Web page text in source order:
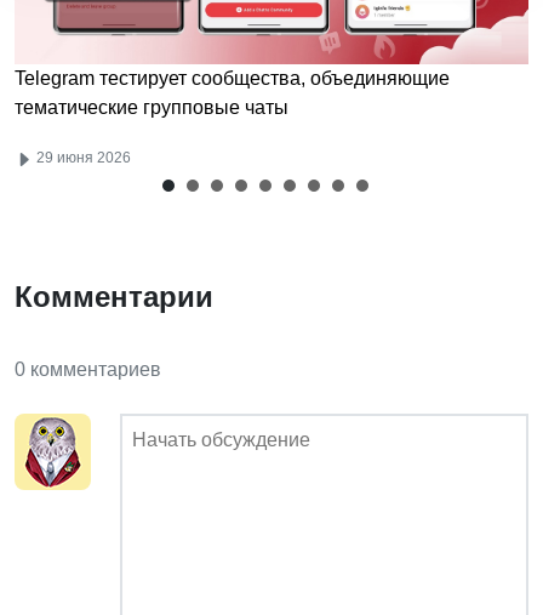
Telegram тестирует сообщества, объединяющие
тематические групповые чаты
29 июня 2026
Комментарии
0 комментариев